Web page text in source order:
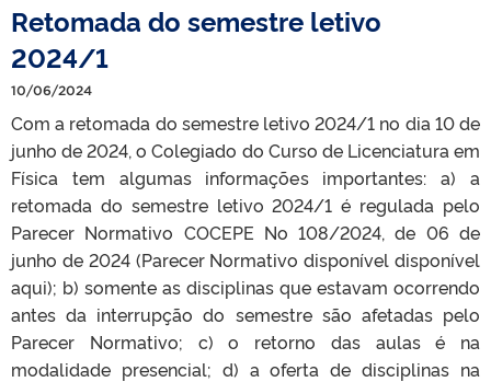
Retomada do semestre letivo
2024/1
10/06/2024
Com a retomada do semestre letivo 2024/1 no dia 10 de
junho de 2024, o Colegiado do Curso de Licenciatura em
Física tem algumas informações importantes: a) a
retomada do semestre letivo 2024/1 é regulada pelo
Parecer Normativo COCEPE No 108/2024, de 06 de
junho de 2024 (Parecer Normativo disponível disponível
aqui); b) somente as disciplinas que estavam ocorrendo
antes da interrupção do semestre são afetadas pelo
Parecer Normativo; c) o retorno das aulas é na
modalidade presencial; d) a oferta de disciplinas na